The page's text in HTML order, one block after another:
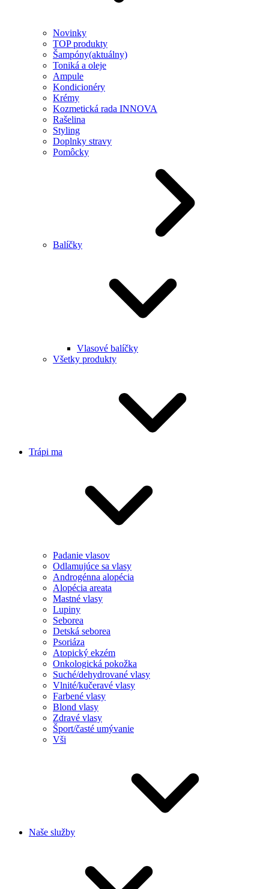
Novinky
TOP produkty
Šampóny(aktuálny)
Toniká a oleje
Ampule
Kondicionéry
Krémy
Kozmetická rada INNOVA
Rašelina
Styling
Doplnky stravy
Pomôcky
Balíčky
Vlasové balíčky
Všetky produkty
Trápi ma
Padanie vlasov
Odlamujúce sa vlasy
Androgénna alopécia
Alopécia areata
Mastné vlasy
Lupiny
Seborea
Detská seborea
Psoriáza
Atopický ekzém
Onkologická pokožka
Suché/dehydrované vlasy
Vlnité/kučeravé vlasy
Farbené vlasy
Blond vlasy
Zdravé vlasy
Šport/časté umývanie
Vši
Naše služby